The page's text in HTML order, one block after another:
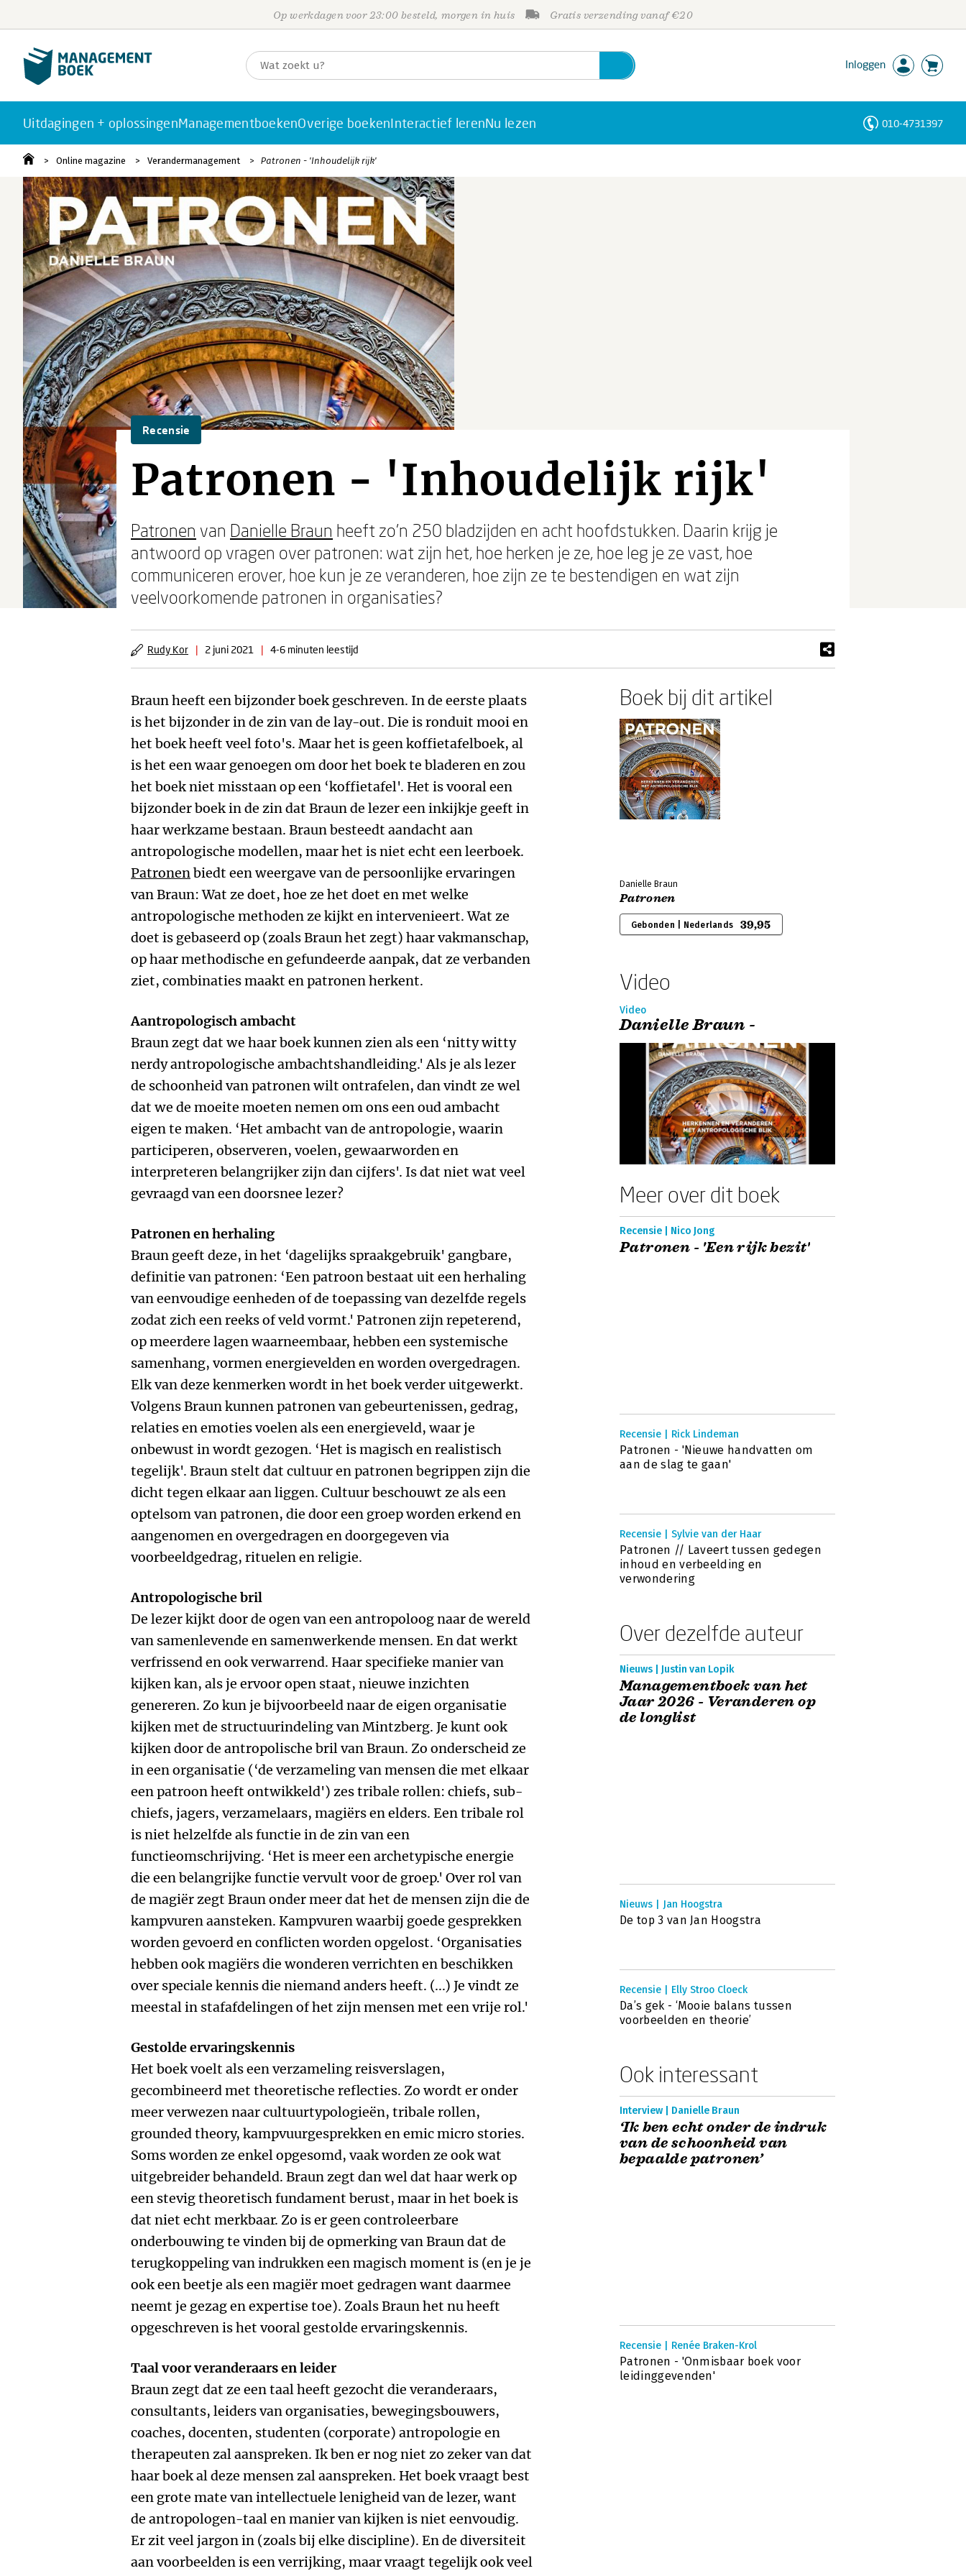
Op werkdagen voor 23:00 besteld, morgen in huis Gratis verzending vanaf €20
Inloggen
Uitdagingen + oplossingenManagementboekenOverige boekenInteractief lerenNu lezen 010-4731397
Online magazine Verandermanagement Patronen - 'Inhoudelijk rijk'
Recensie
Patronen - 'Inhoudelijk rijk'
Patronen van Danielle Braun heeft zo'n 250 bladzijden en acht hoofdstukken. Daarin krijg je
antwoord op vragen over patronen: wat zijn het, hoe herken je ze, hoe leg je ze vast, hoe
communiceren erover, hoe kun je ze veranderen, hoe zijn ze te bestendigen en wat zijn
veelvoorkomende patronen in organisaties?
Rudy Kor | 2 juni 2021 | 4-6 minuten leestijd
Braun heeft een bijzonder boek geschreven. In de eerste plaats
is het bijzonder in de zin van de lay-out. Die is ronduit mooi en
het boek heeft veel foto's. Maar het is geen koffietafelboek, al
is het een waar genoegen om door het boek te bladeren en zou
het boek niet misstaan op een ‘koffietafel'. Het is vooral een
bijzonder boek in de zin dat Braun de lezer een inkijkje geeft in
haar werkzame bestaan. Braun besteedt aandacht aan
antropologische modellen, maar het is niet echt een leerboek.
Patronenbiedt een weergave van de persoonlijke ervaringen
van Braun: Wat ze doet, hoe ze het doet en met welke
antropologische methoden ze kijkt en intervenieert. Wat ze
doet is gebaseerd op (zoals Braun het zegt) haar vakmanschap,
op haar methodische en gefundeerde aanpak, dat ze verbanden
ziet, combinaties maakt en patronen herkent.
Aantropologisch ambacht
Braun zegt dat we haar boek kunnen zien als een ‘nitty witty
nerdy antropologische ambachtshandleiding.' Als je als lezer
de schoonheid van patronen wilt ontrafelen, dan vindt ze wel
dat we de moeite moeten nemen om ons een oud ambacht
eigen te maken. ‘Het ambacht van de antropologie, waarin
participeren, observeren, voelen, gewaarworden en
interpreteren belangrijker zijn dan cijfers'. Is dat niet wat veel
gevraagd van een doorsnee lezer?
Patronen en herhaling
Braun geeft deze, in het ‘dagelijks spraakgebruik' gangbare,
definitie van patronen: ‘Een patroon bestaat uit een herhaling
van eenvoudige eenheden of de toepassing van dezelfde regels
zodat zich een reeks of veld vormt.' Patronen zijn repeterend,
op meerdere lagen waarneembaar, hebben een systemische
samenhang, vormen energievelden en worden overgedragen.
Elk van deze kenmerken wordt in het boek verder uitgewerkt.
Volgens Braun kunnen patronen van gebeurtenissen, gedrag,
relaties en emoties voelen als een energieveld, waar je
onbewust in wordt gezogen. ‘Het is magisch en realistisch
tegelijk'. Braun stelt dat cultuur en patronen begrippen zijn die
dicht tegen elkaar aan liggen. Cultuur beschouwt ze als een
optelsom van patronen, die door een groep worden erkend en
aangenomen en overgedragen en doorgegeven via
voorbeeldgedrag, rituelen en religie.
Antropologische bril
De lezer kijkt door de ogen van een antropoloog naar de wereld
van samenlevende en samenwerkende mensen. En dat werkt
verfrissend en ook verwarrend. Haar specifieke manier van
kijken kan, als je ervoor open staat, nieuwe inzichten
genereren. Zo kun je bijvoorbeeld naar de eigen organisatie
kijken met de structuurindeling van Mintzberg. Je kunt ook
kijken door de antropolische bril van Braun. Zo onderscheid ze
in een organisatie (‘de verzameling van mensen die met elkaar
een patroon heeft ontwikkeld') zes tribale rollen: chiefs, sub-
chiefs, jagers, verzamelaars, magiërs en elders. Een tribale rol
is niet helzelfde als functie in de zin van een
functieomschrijving. ‘Het is meer een archetypische energie
die een belangrijke functie vervult voor de groep.' Over rol van
de magiër zegt Braun onder meer dat het de mensen zijn die de
kampvuren aansteken. Kampvuren waarbij goede gesprekken
worden gevoerd en conflicten worden opgelost. ‘Organisaties
hebben ook magiërs die wonderen verrichten en beschikken
over speciale kennis die niemand anders heeft. (...) Je vindt ze
meestal in stafafdelingen of het zijn mensen met een vrije rol.'
Gestolde ervaringskennis
Het boek voelt als een verzameling reisverslagen,
gecombineerd met theoretische reflecties. Zo wordt er onder
meer verwezen naar cultuurtypologieën, tribale rollen,
grounded theory, kampvuurgesprekken en emic micro stories.
Soms worden ze enkel opgesomd, vaak worden ze ook wat
uitgebreider behandeld. Braun zegt dan wel dat haar werk op
een stevig theoretisch fundament berust, maar in het boek is
dat niet echt merkbaar. Zo is er geen controleerbare
onderbouwing te vinden bij de opmerking van Braun dat de
terugkoppeling van indrukken een magisch moment is (en je je
ook een beetje als een magiër moet gedragen want daarmee
neemt je gezag en expertise toe). Zoals Braun het nu heeft
opgeschreven is het vooral gestolde ervaringskennis.
Taal voor veranderaars en leider
Braun zegt dat ze een taal heeft gezocht die veranderaars,
consultants, leiders van organisaties, bewegingsbouwers,
coaches, docenten, studenten (corporate) antropologie en
therapeuten zal aanspreken. Ik ben er nog niet zo zeker van dat
haar boek al deze mensen zal aanspreken. Het boek vraagt best
een grote mate van intellectuele lenigheid van de lezer, want
de antropologen-taal en manier van kijken is niet eenvoudig.
Er zit veel jargon in (zoals bij elke discipline). En de diversiteit
aan voorbeelden is een verrijking, maar vraagt tegelijk ook veel
Boek bij dit artikel
Danielle Braun
Patronen
Gebonden | Nederlands 39,95
Video
Video
Danielle Braun -
Meer over dit boek
Recensie | Nico Jong
Patronen - 'Een rijk bezit'
Recensie | Rick Lindeman
Patronen - 'Nieuwe handvatten om
aan de slag te gaan'
Recensie | Sylvie van der Haar
Patronen // Laveert tussen gedegen
inhoud en verbeelding en
verwondering
Over dezelfde auteur
Nieuws | Justin van Lopik
Managementboek van het
Jaar 2026 - Veranderen op
de longlist
Nieuws | Jan Hoogstra
De top 3 van Jan Hoogstra
Recensie | Elly Stroo Cloeck
Da’s gek - ‘Mooie balans tussen
voorbeelden en theorie’
Ook interessant
Interview | Danielle Braun
‘Ik ben echt onder de indruk
van de schoonheid van
bepaalde patronen’
Recensie | Renée Braken-Krol
Patronen - 'Onmisbaar boek voor
leidinggevenden'
Personen